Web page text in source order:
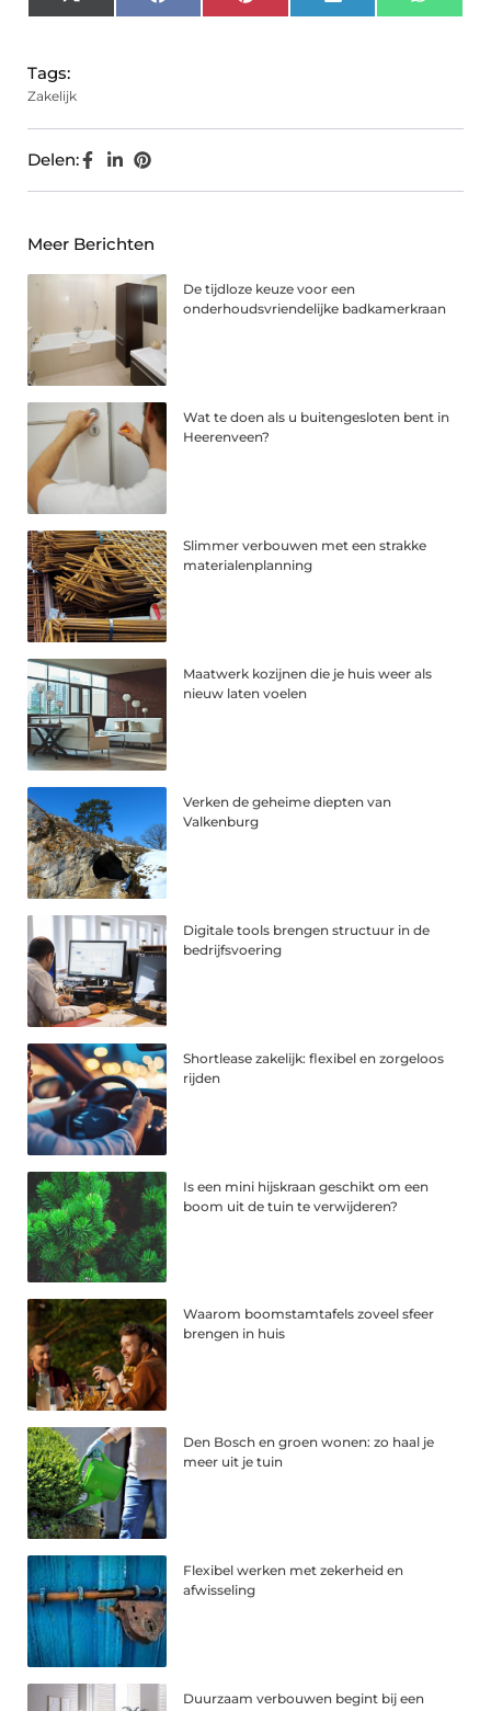
(Twitter)
Tags:
Zakelijk
Delen:
Meer Berichten
De tijdloze keuze voor een
onderhoudsvriendelijke badkamerkraan
Wat te doen als u buitengesloten bent in
Heerenveen?
Slimmer verbouwen met een strakke
materialenplanning
Maatwerk kozijnen die je huis weer als
nieuw laten voelen
Verken de geheime diepten van
Valkenburg
Digitale tools brengen structuur in de
bedrijfsvoering
Shortlease zakelijk: flexibel en zorgeloos
rijden
Is een mini hijskraan geschikt om een
boom uit de tuin te verwijderen?
Waarom boomstamtafels zoveel sfeer
brengen in huis
Den Bosch en groen wonen: zo haal je
meer uit je tuin
Flexibel werken met zekerheid en
afwisseling
Duurzaam verbouwen begint bij een